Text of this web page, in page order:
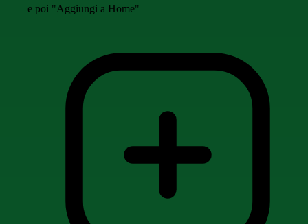
e poi "Aggiungi a Home"